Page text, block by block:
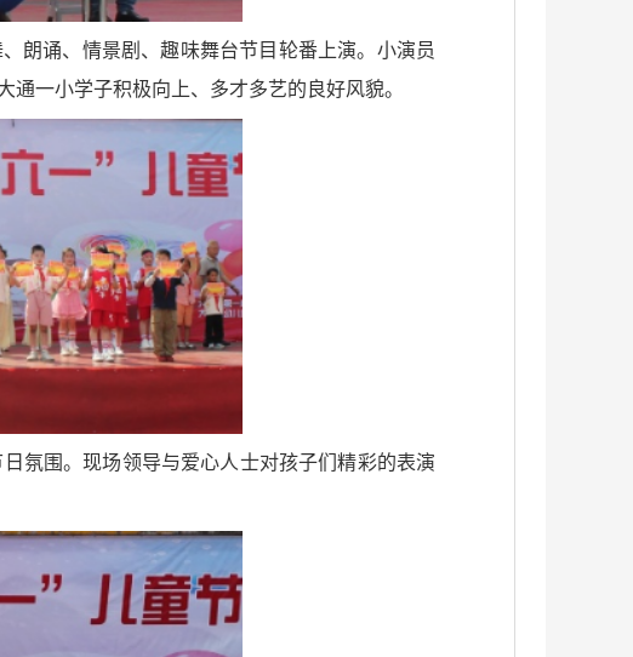
朗诵、情景剧、趣味舞台节目轮番上演。小演员
一小学子积极向上、多才多艺的良好风貌。
氛围。现场领导与爱心人士对孩子们精彩的表演